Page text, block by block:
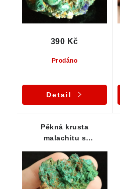
Prodáno
390 Kč
Detail
Pěkná krusta
malachitu s
zelenou barvou